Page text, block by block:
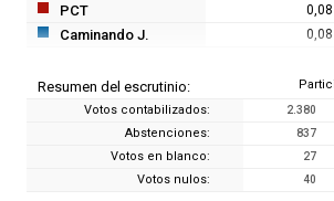
PCT 0,08
Caminando J. 0,08
Resumen del escrutinio:
Votos contabilizados: 2.380
Abstenciones: 837
Votos en blanco: 27
Votos nulos: 40